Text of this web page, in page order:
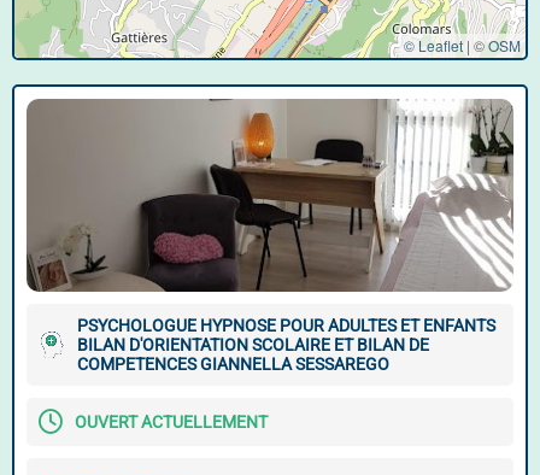
© Leaflet | ©OSM
PSYCHOLOGUE HYPNOSE POUR ADULTES ET ENFANTS
BILAN D'ORIENTATION SCOLAIRE ET BILAN DE
COMPETENCES GIANNELLA SESSAREGO
OUVERT ACTUELLEMENT